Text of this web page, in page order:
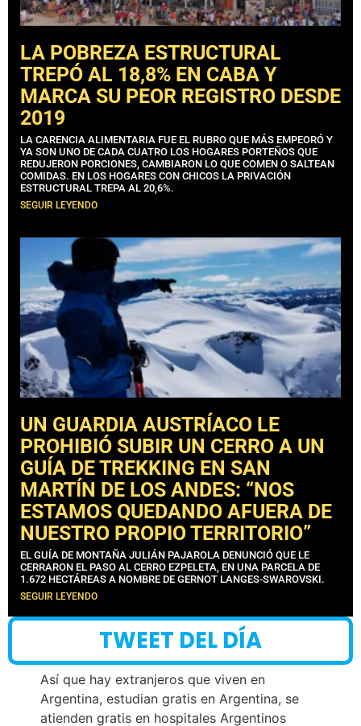
LA POBREZA ESTRUCTURAL
TREPÓ AL 18,8% EN CABA Y
MARCA SU PEOR REGISTRO DESDE
2019
LA CARENCIA ALIMENTARIA FUE EL RUBRO QUE MÁS EMPEORÓ Y
YA SON UNO DE CADA CUATRO LOS HOGARES PORTEÑOS QUE
REDUJERON PORCIONES, CAMBIARON LO QUE COMEN O SALTEAN
COMIDAS. EN LOS HOGARES CON CHICOS LA PRIVACIÓN
ESTRUCTURAL TREPA AL 20,6%.
SEGUIR LEYENDO
UN GUARDIA AUSTRÍACO LE
PROHIBIÓ SUBIR UN CERRO A UN
GUÍA DE TREKKING EN SAN
MARTÍN DE LOS ANDES: “NOS
ESTAMOS QUEDANDO AFUERA DE
NUESTRO PROPIO TERRITORIO”
EL GUÍA DE MONTAÑA JULIÁN PAJAROLA DENUNCIÓ QUE LE
CERRARON EL PASO AL CERRO EZPELETA, EN UNA PARCELA DE
1.672 HECTÁREAS A NOMBRE DE GERNOT LANGES-SWAROVSKI.
SEGUIR LEYENDO
TWEET DEL DÍA
Así que hay extranjeros que viven en
Argentina, estudian gratis en Argentina, se
atienden gratis en hospitales Argentinos